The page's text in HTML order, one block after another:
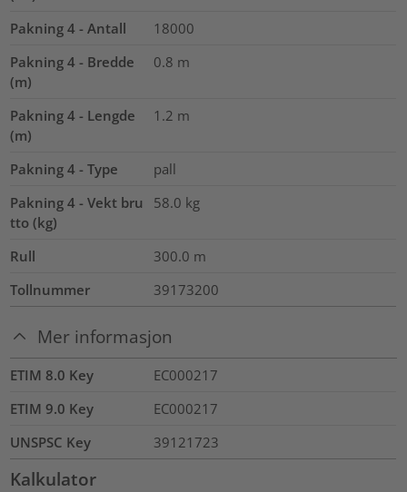
Pakning 4 - Antall
18000
Pakning 4 - Bredde
(m)
0.8 m
Pakning 4 - Lengde
(m)
1.2 m
Pakning 4 - Type
pall
Pakning 4 - Vekt bru
tto (kg)
58.0 kg
Rull 300.0 m
Tollnummer
39173200
Mer informasjon
ETIM 8.0 Key
EC000217
ETIM 9.0 Key
EC000217
UNSPSC Key
39121723
Kalkulator